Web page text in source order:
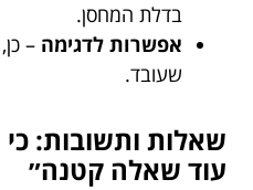
בדלת המחסן.
אפשרות לדגימה –
שעובד.
שאלות ותשובות:
עוד שאלה קטנה״